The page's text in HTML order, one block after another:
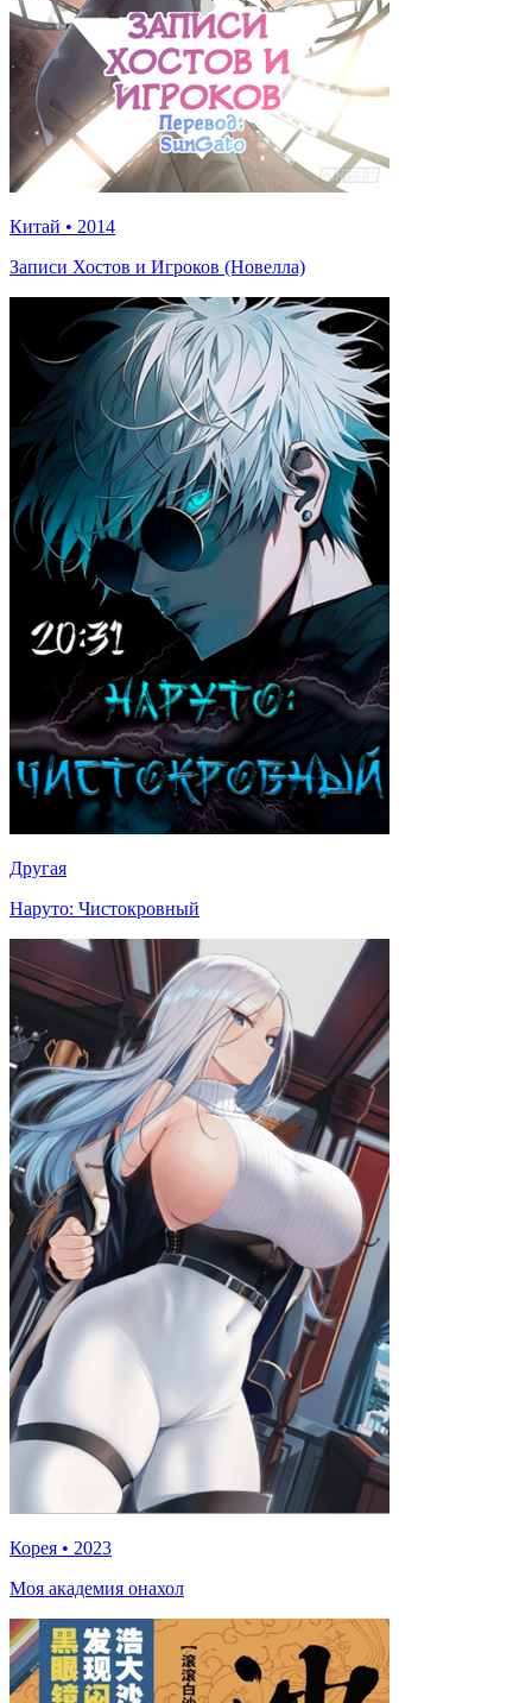
Китай • 2014
Записи Хостов и Игроков (Новелла)
Другая
Наруто: Чистокровный
Корея • 2023
Моя академия онахол